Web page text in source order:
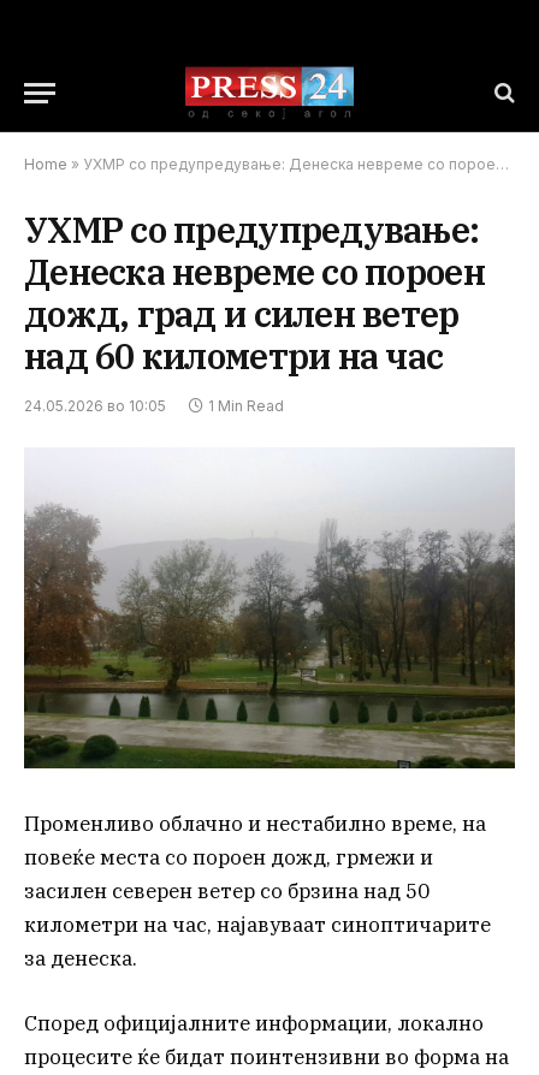
Home » УХМР со предупредување: Денеска невреме со пороен дожд, град и силен ветер над 60 километри на час
УХМР со предупредување:
Денеска невреме со пороен
дожд, град и силен ветер
над 60 километри на час
24.05.2026 во 10:05 1 Min Read
Променливо облачно и нестабилно време, на
повеќе места со пороен дожд, грмежи и
засилен северен ветер со брзина над 50
километри на час, најавуваат синоптичарите
за денеска.
Според официјалните информации, локално
процесите ќе бидат поинтензивни во форма на